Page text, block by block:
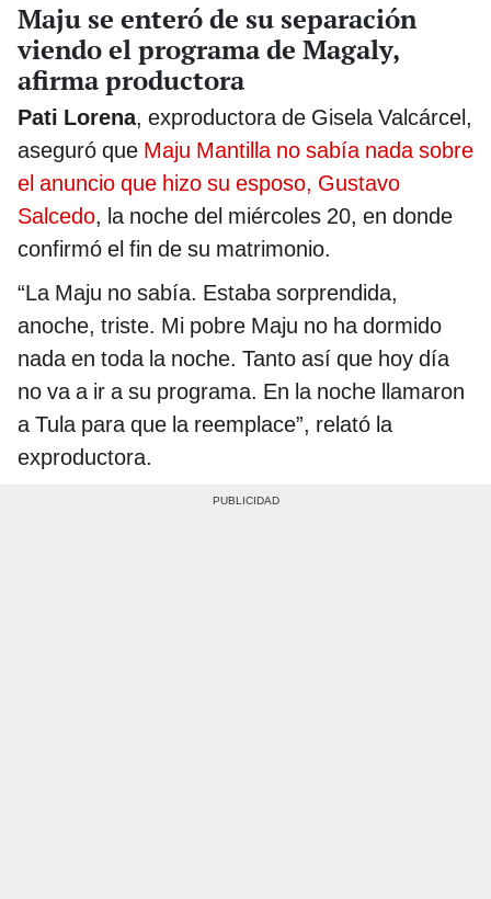
Maju se enteró de su separación
viendo el programa de Magaly,
afirma productora
Pati Lorena, exproductora de Gisela Valcárcel,
aseguró que Maju Mantilla no sabía nada sobre
el anuncio que hizo su esposo, Gustavo
Salcedo, la noche del miércoles 20, en donde
confirmó el fin de su matrimonio.
“La Maju no sabía. Estaba sorprendida,
anoche, triste. Mi pobre Maju no ha dormido
nada en toda la noche. Tanto así que hoy día
no va a ir a su programa. En la noche llamaron
a Tula para que la reemplace”, relató la
exproductora.